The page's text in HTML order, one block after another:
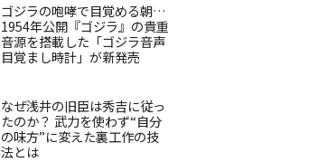
ゴジラの咆哮で目覚める朝…
1954年公開『ゴジラ』の貴重
音源を搭載した「ゴジラ音声
目覚まし時計」が新発売
なぜ浅井の旧臣は秀吉に従っ
たのか？ 武力を使わず“自分
の味方”に変えた裏工作の技
法とは